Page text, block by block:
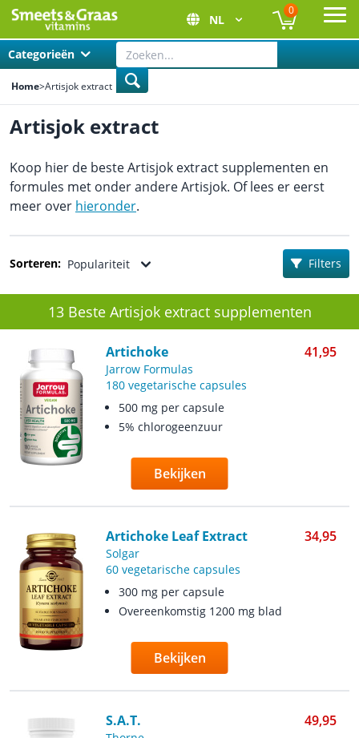
NL
0
Categorieën
Home>Artisjok extract
Artisjok extract
Sorteren: Populariteit Filters
13 Beste Artisjok extract supplementen
Artichoke 41,95
Jarrow Formulas
180 vegetarische capsules
500 mg per capsule
5% chlorogeenzuur
Bekijken
Artichoke Leaf Extract 34,95
Solgar
60 vegetarische capsules
300 mg per capsule
Overeenkomstig 1200 mg blad
Bekijken
S.A.T. 49,95
Koop hier de beste Artisjok extract supplementen en
formules met onder andere Artisjok. Of lees er eerst
meer over hieronder.